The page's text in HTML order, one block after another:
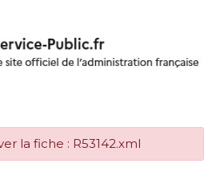
la fiche : R53142.xml